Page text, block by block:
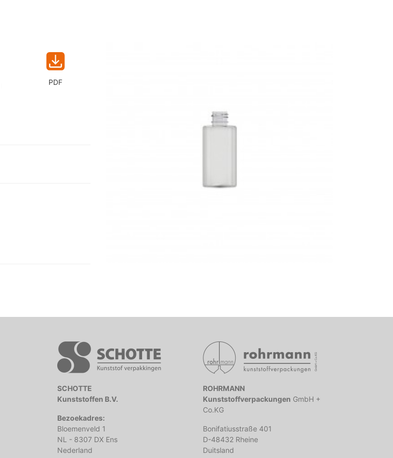
PDF
SCHOTTE
Kunststoffen B.V.
Bezoekadres:
Bloemenveld 1
NL - 8307 DX Ens
Nederland
ROHRMANN
Kunststoffverpackungen GmbH +
Co.KG
Bonifatiusstraße 401
D-48432 Rheine
Duitsland